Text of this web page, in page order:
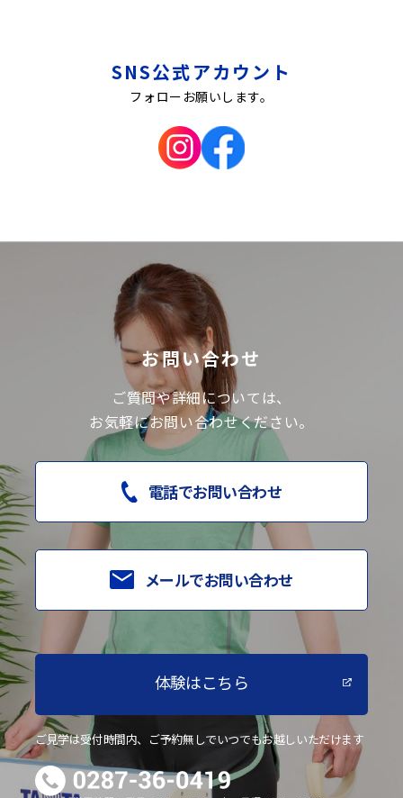
SNS公式アカウント
フォローお願いします。
お問い合わせ
ご質問や詳細については、
お気軽にお問い合わせください。
電話でお問い合わせ
メールでお問い合わせ
体験はこちら
ご見学は受付時間内、ご予約無しでいつでもお越しいただけます